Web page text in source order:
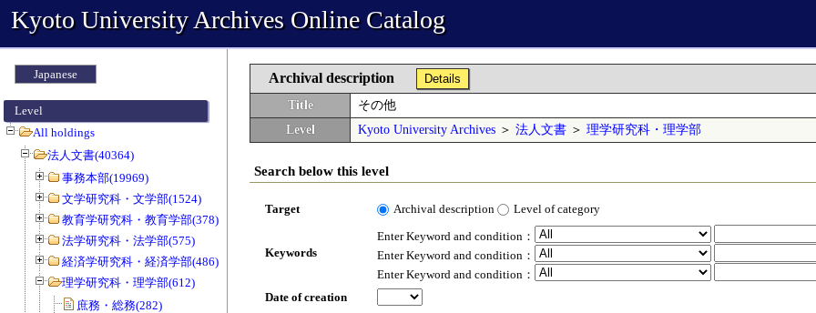
Kyoto University Archives Online Catalog
Japanese
Level
All holdings
法人文書(40364)
事務本部(19969)
文学研究科・文学部(1524)
教育学研究科・教育学部(378)
法学研究科・法学部(575)
経済学研究科・経済学部(486)
理学研究科・理学部(612)
庶務・総務(282)
Archival description
Details
Title
その他
Level
Kyoto University Archives ＞ 法人文書 ＞ 理学研究科・理学部
Search below this level
Target Archival description Level of category
Keywords
Enter Keyword and condition：
Enter Keyword and condition：
Enter Keyword and condition：
Date of creation